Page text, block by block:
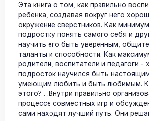
Эта книга о том, как правильно
ребенка, создавая вокруг него
окружение сверстников. Как
подростку понять самого себя и
научить его быть уверенным,
таланты и способности. Как
родители, воспитатели и педагоги -
подросток научился быть
умеющим любить и быть любимым.
этого? . .Внутри правильно
процессе совместных игр и
сами находят лучший путь. Они